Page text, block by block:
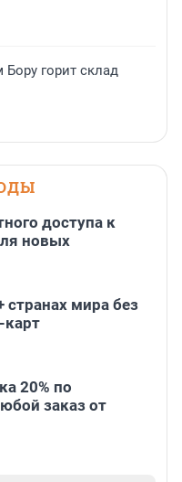
горит склад
доступа к
новых
странах мира без
карт
20% по
заказ от